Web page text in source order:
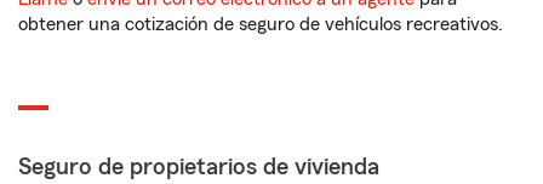
obtener una cotización de seguro de vehículos recreativos.
Seguro de propietarios de vivienda